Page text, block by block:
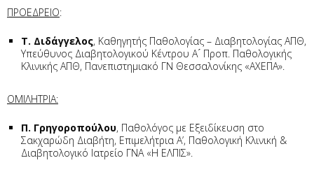
ΠΡΟΕΔΡΕΙΟ:
Τ. Διδάγγελος, Καθηγητής Παθολογίας – Διαβητολογίας ΑΠΘ,
Υπεύθυνος Διαβητολογικού Κέντρου Α ́ Προπ. Παθολογικής
Κλινικής ΑΠΘ, Πανεπιστημιακό ΓΝ Θεσσαλονίκης «ΑΧΕΠΑ».
ΟΜΙΛΗΤΡΙΑ:
Π. Γρηγοροπούλου, Παθολόγος με Εξειδίκευση στο
Σακχαρώδη Διαβήτη, Επιμελήτρια Α’, Παθολογική Κλινική &
Διαβητολογικό Ιατρείο ΓΝΑ «Η ΕΛΠΙΣ».